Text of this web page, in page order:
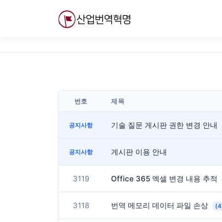
번호 제목
공지사항 기술 질문 게시판 권한 변경 안내
공지사항 게시판 이용 안내
3119 Office 365 엑셀 변경 내용 추적
3118 번역 메모리 데이터 파일 손상